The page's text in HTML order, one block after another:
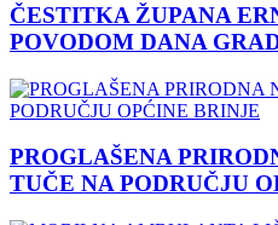
ČESTITKA ŽUPANA
POVODOM DANA
PROGLAŠENA
TUČE NA PODRUČJU